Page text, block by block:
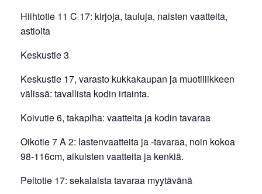
Hiihtotie 11 C 17: kirjoja, tauluja, naisten vaatteita,
astioita
Keskustie 3
Keskustie 17, varasto kukkakaupan ja muotiliikkeen
välissä: tavallista kodin irtainta.
Koivutie 6, takapiha: vaatteita ja kodin tavaraa
Oikotie 7 A 2: lastenvaatteita ja -tavaraa, noin kokoa
98-116cm, aikuisten vaatteita ja kenkiä.
Peltotie 17: sekalaista tavaraa myytävänä